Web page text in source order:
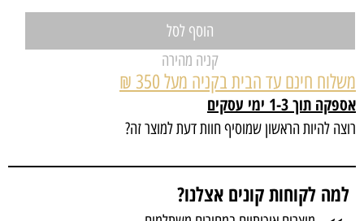
הוסף לסל
קניה מהירה
משלוח חינם עד הבית בקניה מעל 350 ₪
אספקה תוך 1-3 ימי עסקים
רוצה להיות הראשון שמוסיף חוות דעת למוצר זה?
למה לקוחות קונים אצלנו?